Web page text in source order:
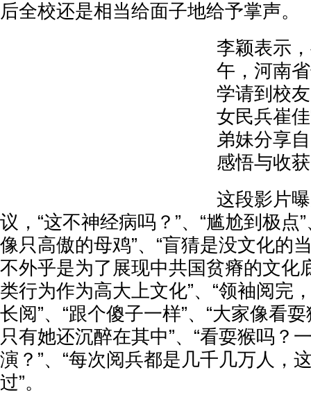
后全校还是相当给面子地给予掌声。
李颖表示
午，河南
学请到校
女民兵崔
弟妹分享
感悟与收
这段影片
议，“这不神经病吗？”、“尴尬到极点”
像只高傲的母鸡”、“盲猜是没文化的
不外乎是为了展现中共国贫瘠的文化
类行为作为高大上文化”、“领袖阅完
长阅”、“跟个傻子一样”、“大家像看
只有她还沉醉在其中”、“看耍猴吗？
演？”、“每次阅兵都是几千几万人，
过”。